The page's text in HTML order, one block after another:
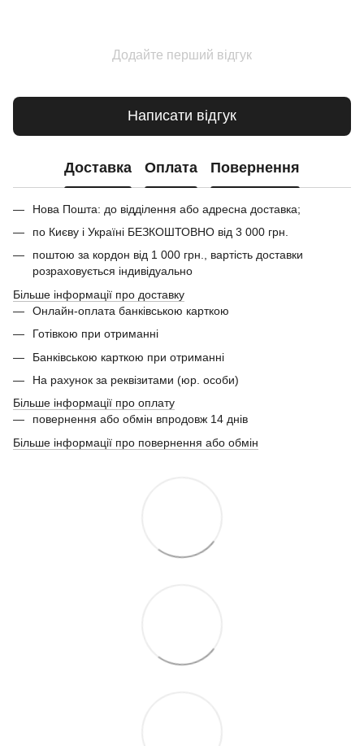
Додайте перший відгук
Написати відгук
Доставка Оплата Повернення
Нова Пошта: до відділення або адресна доставка;
по Києву і Україні БЕЗКОШТОВНО від 3 000 грн.
поштою за кордон від 1 000 грн., вартість доставки
розраховується індивідуально
Більше інформації про доставку
Онлайн-оплата банківською карткою
Готівкою при отриманні
Банківською карткою при отриманні
На рахунок за реквізитами (юр. особи)
Більше інформації про оплату
повернення або обмін впродовж 14 днів
Більше інформації про повернення або обмін